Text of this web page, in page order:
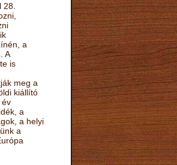
28.
a
A
is
meg a
kiállító
a
a helyi
a